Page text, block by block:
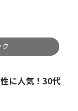
に人気！30代